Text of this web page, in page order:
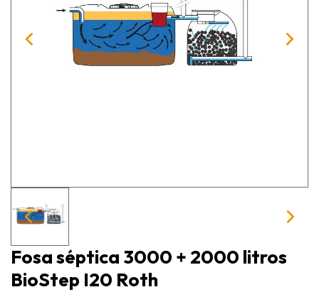
Fosa séptica 3000 + 2000 litros
BioStep I20 Roth